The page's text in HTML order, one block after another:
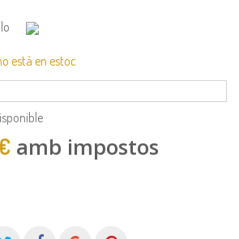
està en estoc
amb impostos